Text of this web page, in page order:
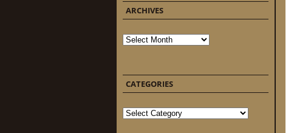
ARCHIVES
Archives
CATEGORIES
Categories